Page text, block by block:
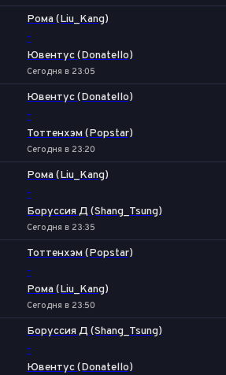
Рома (Liu_Kang)
-
Ювентус (Donatello)
Сегодня в 23:05
Ювентус (Donatello)
-
Тоттенхэм (Popstar)
Сегодня в 23:20
Рома (Liu_Kang)
-
Боруссия Д (Shang_Tsung)
Сегодня в 23:35
Тоттенхэм (Popstar)
-
Рома (Liu_Kang)
Сегодня в 23:50
Боруссия Д (Shang_Tsung)
-
Ювентус (Donatello)